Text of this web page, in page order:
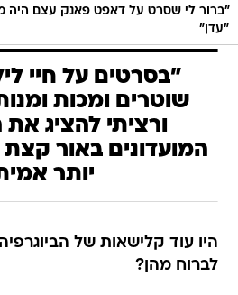
"ברור לי שסרט על דאפט פאנק עצם היה
"עדן"
"בסרטים על חיי
שוטרים ומכות
ורציתי להציג
המועדונים באור
יותר
היו עוד קלישאות של
לברוח מהן?